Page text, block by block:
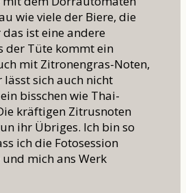
wie viele der Biere, die
ist eine andere
der Tüte kommt ein
mit Zitronengras-Noten,
sich auch nicht
bisschen wie Thai-
kräftigen Zitrusnoten
ihr Übriges. Ich bin so
ich die Fotosession
mich ans Werk